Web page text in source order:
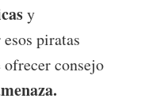
y
piratas
consejo